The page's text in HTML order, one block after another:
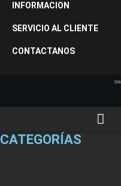
INFORMACION
SERVICIO AL CLIENTE
CONTACTANOS
CATEGORÍAS